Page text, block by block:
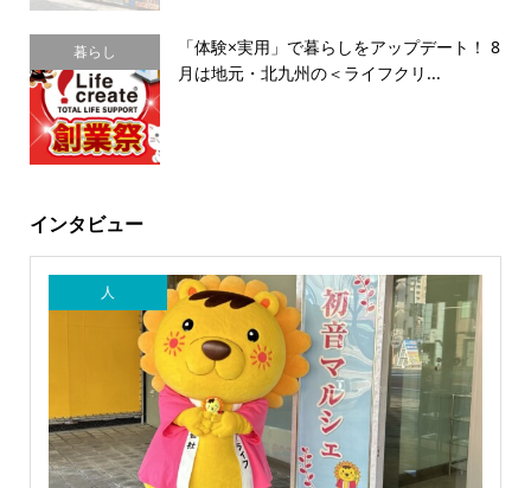
暮らし
「体験×実用」で暮らしをアップデート！ 8
月は地元・北九州の＜ライフクリ...
インタビュー
人